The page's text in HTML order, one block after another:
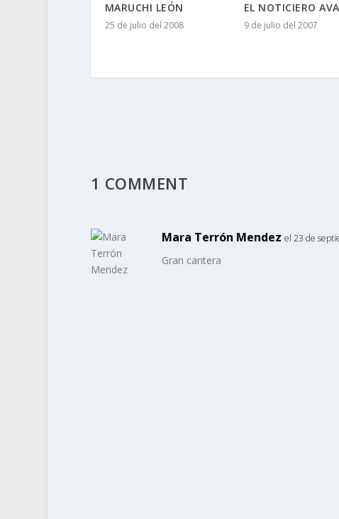
MARUCHI LEÓN
25 de julio del 2008
EL NOTICIERO
9 de julio del 2007
1 COMMENT
Mara Terrón Mendez el 23 de
Gran cantera